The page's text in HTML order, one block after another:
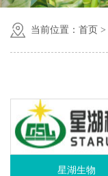
当前位置： 首页 >
星湖生物